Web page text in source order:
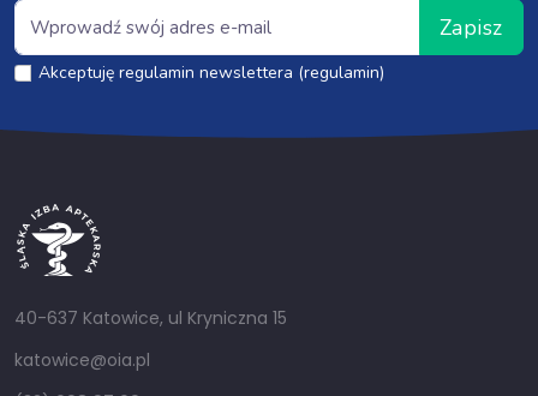
Zapisz
Akceptuję regulamin newslettera (regulamin)
40-637 Katowice, ul Kryniczna 15
katowice@oia.pl